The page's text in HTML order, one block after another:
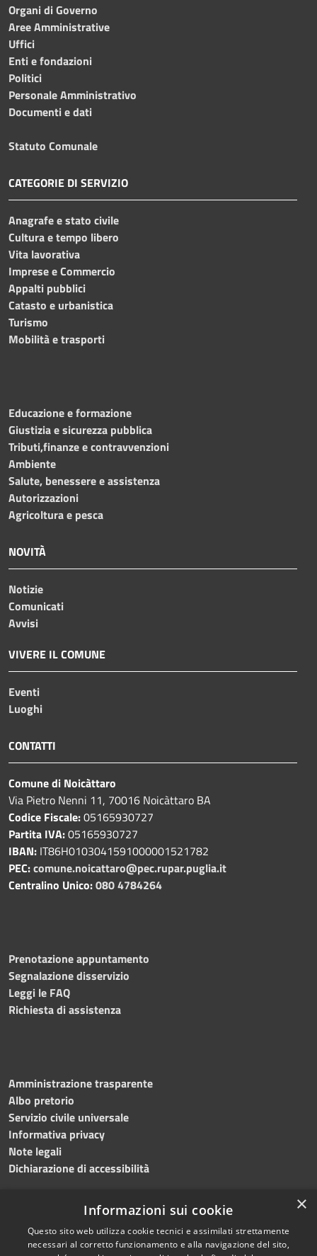
Organi di Governo
Aree Amministrative
Uffici
Enti e fondazioni
Politici
Personale Amministrativo
Documenti e dati
Statuto Comunale
CATEGORIE DI SERVIZIO
Anagrafe e stato civile
Cultura e tempo libero
Vita lavorativa
Imprese e Commercio
Appalti pubblici
Catasto e urbanistica
Turismo
Mobilità e trasporti
Educazione e formazione
Giustizia e sicurezza pubblica
Tributi,finanze e contravvenzioni
Ambiente
Salute, benessere e assistenza
Autorizzazioni
Agricoltura e pesca
NOVITÀ
Notizie
Comunicati
Avvisi
VIVERE IL COMUNE
Eventi
Luoghi
CONTATTI
Comune di Noicàttaro
Via Pietro Nenni 11, 70016 Noicàttaro BA
Codice Fiscale:05165930727
Partita IVA:05165930727
IBAN: IT86H0103041591000001521782
PEC:comune.noicattaro@pec.rupar.puglia.it
Centralino Unico:080 4784264
Prenotazione appuntamento
Segnalazione disservizio
Leggi le FAQ
Richiesta di assistenza
Amministrazione trasparente
Albo pretorio
Servizio civile universale
Informativa privacy
Note legali
Dichiarazione di accessibilità
RSS
Copyright © 2023 •
×
Informazioni sui cookie
Questo sito web utilizza cookie tecnici e assimilati strettamente
necessari al corretto funzionamento e alla navigazione del sito,